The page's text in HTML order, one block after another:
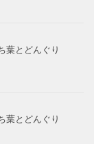
葉とどんぐり
葉とどんぐり